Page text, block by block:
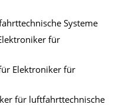
Systeme
für
Elektroniker für
für luftfahrttechnische